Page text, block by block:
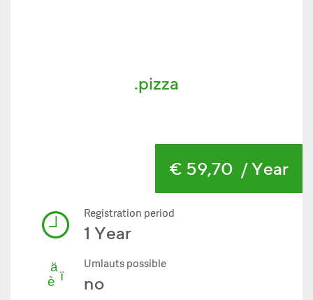
.pizza
€ 59,70 / Year
Registration period
1 Year
Umlauts possible
no